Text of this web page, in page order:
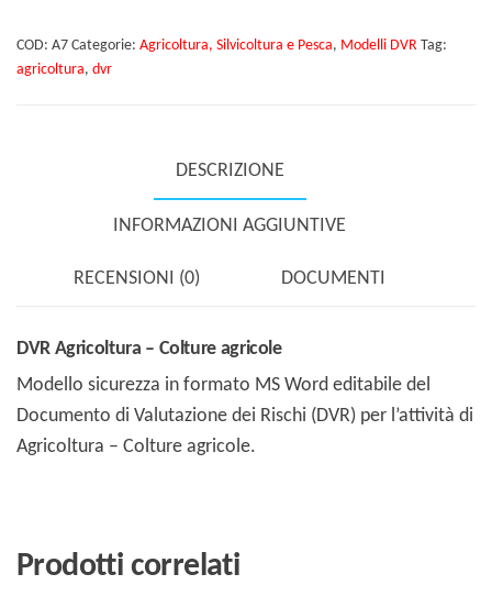
agricole
COD: A7 Categorie: Agricoltura, Silvicoltura e Pesca, Modelli DVR Tag:
agricoltura, dvr
DESCRIZIONE
INFORMAZIONI AGGIUNTIVE
RECENSIONI (0) DOCUMENTI
DVR Agricoltura – Colture agricole
Modello sicurezza in formato MS Word editabile del
Documento di Valutazione dei Rischi (DVR) per l’attività di
Agricoltura – Colture agricole.
Prodotti correlati